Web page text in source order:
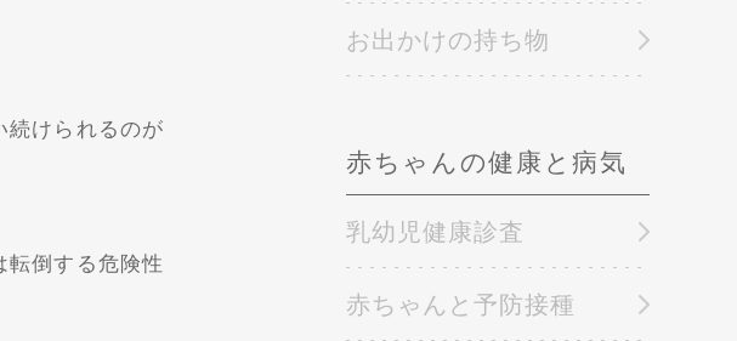
続けられるのが
転倒する危険性
お出かけの持ち物
赤ちゃんの健康と病気
乳幼児健康診査
赤ちゃんと予防接種